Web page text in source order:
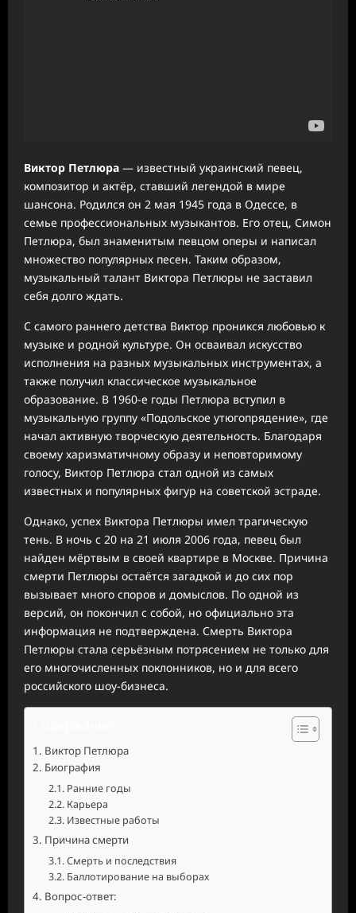
Виктор Петлюра — известный украинский певец,
композитор и актёр, ставший легендой в мире
шансона. Родился он 2 мая 1945 года в Одессе, в
семье профессиональных музыкантов. Его отец, Симон
Петлюра, был знаменитым певцом оперы и написал
множество популярных песен. Таким образом,
музыкальный талант Виктора Петлюры не заставил
себя долго ждать.
С самого раннего детства Виктор проникся любовью к
музыке и родной культуре. Он осваивал искусство
исполнения на разных музыкальных инструментах, а
также получил классическое музыкальное
образование. В 1960-е годы Петлюра вступил в
музыкальную группу «Подольское утюгопрядение», где
начал активную творческую деятельность. Благодаря
своему харизматичному образу и неповторимому
голосу, Виктор Петлюра стал одной из самых
известных и популярных фигур на советской эстраде.
Однако, успех Виктора Петлюры имел трагическую
тень. В ночь с 20 на 21 июля 2006 года, певец был
найден мёртвым в своей квартире в Москве. Причина
смерти Петлюры остаётся загадкой и до сих пор
вызывает много споров и домыслов. По одной из
версий, он покончил с собой, но официально эта
информация не подтверждена. Смерть Виктора
Петлюры стала серьёзным потрясением не только для
его многочисленных поклонников, но и для всего
российского шоу-бизнеса.
Виктор Петлюра
Биография
Ранние годы
Карьера
Известные работы
Причина смерти
Смерть и последствия
Баллотирование на выборах
Вопрос-ответ: